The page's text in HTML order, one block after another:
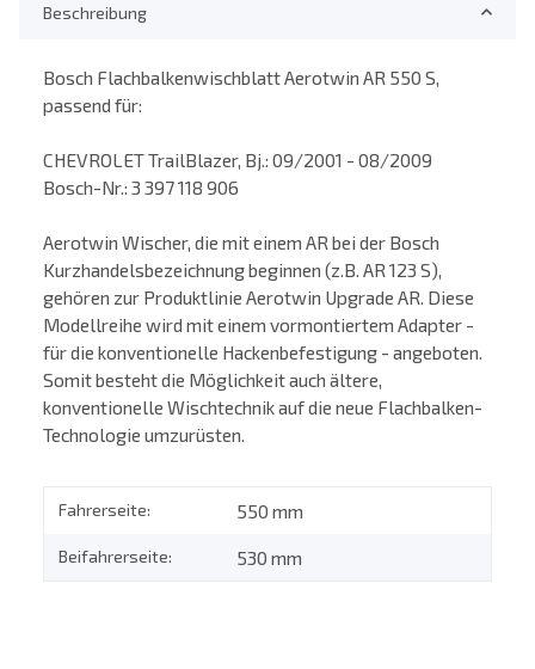
Beschreibung
Bosch Flachbalkenwischblatt Aerotwin AR 550 S,
passend für:
CHEVROLET TrailBlazer, Bj.: 09/2001 - 08/2009
Bosch-Nr.: 3 397 118 906
Aerotwin Wischer, die mit einem AR bei der Bosch
Kurzhandelsbezeichnung beginnen (z.B. AR 123 S),
gehören zur Produktlinie Aerotwin Upgrade AR. Diese
Modellreihe wird mit einem vormontiertem Adapter -
für die konventionelle Hackenbefestigung - angeboten.
Somit besteht die Möglichkeit auch ältere,
konventionelle Wischtechnik auf die neue Flachbalken-
Technologie umzurüsten.
Fahrerseite: 550 mm
Beifahrerseite: 530 mm